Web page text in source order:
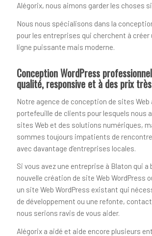
Alégorix, nous aimons garder les choses
Nous nous spécialisons dans la
pour les entreprises qui cherchent à
ligne puissante mais moderne.
Conception WordPress
qualité, responsive et à des prix
Notre agence de conception de sites Web
portefeuille de clients pour lesquels nous
sites Web et des solutions numériques,
sommes toujours impatients de
avec davantage d’entreprises locales.
Si vous avez une entreprise à Blaton qui a
nouvelle création de site Web WordPress
un site Web WordPress existant qui
de développement ou une refonte,
nous serions ravis de vous aider.
Alégorix a aidé et aide encore plusieurs